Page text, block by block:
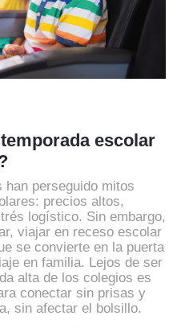
escolar
perseguido mitos
precios altos,
logístico. Sin embargo,
viajar en receso escolar
se convierte en la puerta
en familia. Lejos de ser
alta de los colegios es
conectar sin prisas y
sin afectar el bolsillo.